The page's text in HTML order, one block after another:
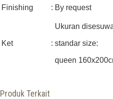
Finishing
: By request
Ket :
Ukuran
standar size:
queen
Produk Terkait